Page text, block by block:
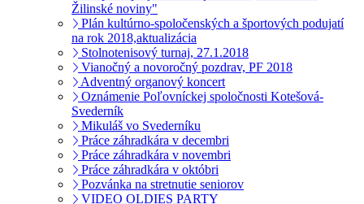
Žilinské noviny"
Plán kultúrno-spoločenských a športových podujatí
na rok 2018,aktualizácia
Stolnotenisový turnaj, 27.1.2018
Vianočný a novoročný pozdrav, PF 2018
Adventný organový koncert
Oznámenie Poľovníckej spoločnosti Kotešová-
Svederník
Mikuláš vo Svederníku
Práce záhradkára v decembri
Práce záhradkára v novembri
Práce záhradkára v októbri
Pozvánka na stretnutie seniorov
VIDEO OLDIES PARTY